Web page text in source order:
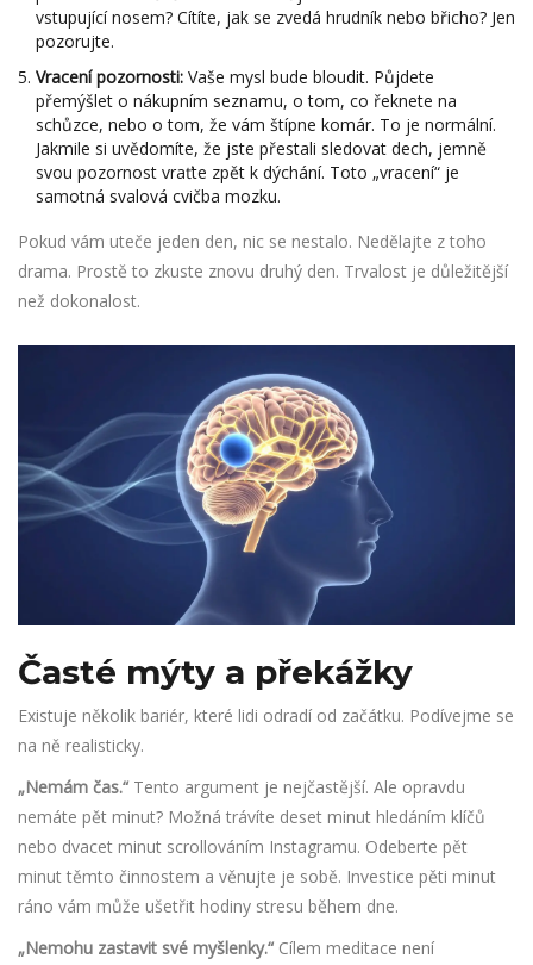
vstupující nosem? Cítíte, jak se zvedá hrudník nebo břicho? Jen
pozorujte.
Vracení pozornosti: Vaše mysl bude bloudit. Půjdete
přemýšlet o nákupním seznamu, o tom, co řeknete na
schůzce, nebo o tom, že vám štípne komár. To je normální.
Jakmile si uvědomíte, že jste přestali sledovat dech, jemně
svou pozornost vraťte zpět k dýchání. Toto „vracení“ je
samotná svalová cvičba mozku.
Pokud vám uteče jeden den, nic se nestalo. Nedělajte z toho
drama. Prostě to zkuste znovu druhý den. Trvalost je důležitější
než dokonalost.
Časté mýty a překážky
Existuje několik bariér, které lidi odradí od začátku. Podívejme se
na ně realisticky.
„Nemám čas.“ Tento argument je nejčastější. Ale opravdu
nemáte pět minut? Možná trávíte deset minut hledáním klíčů
nebo dvacet minut scrollováním Instagramu. Odeberte pět
minut těmto činnostem a věnujte je sobě. Investice pěti minut
ráno vám může ušetřit hodiny stresu během dne.
„Nemohu zastavit své myšlenky.“ Cílem meditace není